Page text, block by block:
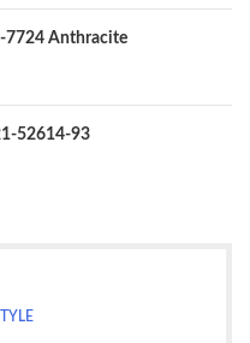
Anthracite
52614-93